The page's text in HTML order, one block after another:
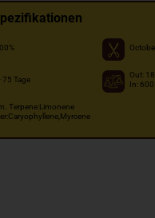
75 Tage
Out:
In: 600
Terpene:Limonene